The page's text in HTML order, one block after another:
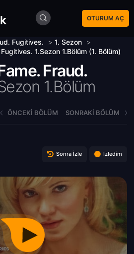
OTURUM AÇ
Fugitives. > 1. Sezon >
1.Sezon 1.Bölüm (1. Bölüm)
Fraud.
1.Bölüm
ÖNCEKI BÖLÜM SONRAKI BÖLÜM
Sonra İzle İzledim